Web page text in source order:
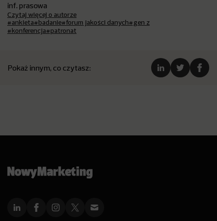
inf. prasowa
Czytaj więcej o autorze
#ankieta#badanie#forum jakości danych#gen z
#konferencja#patronat
Pokaż innym, co czytasz: